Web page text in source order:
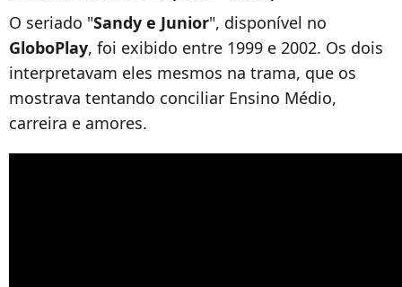
O seriado "Sandy e Junior", disponível no
GloboPlay, foi exibido entre 1999 e 2002. Os dois
interpretavam eles mesmos na trama, que os
mostrava tentando conciliar Ensino Médio,
carreira e amores.